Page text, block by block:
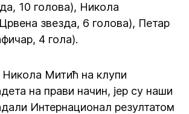
10 голова), Никола
звезда, 6 голова), Петар
4 гола).
Никола Митић на клупи
на прави начин, јер су наши
Интернационал резултатом